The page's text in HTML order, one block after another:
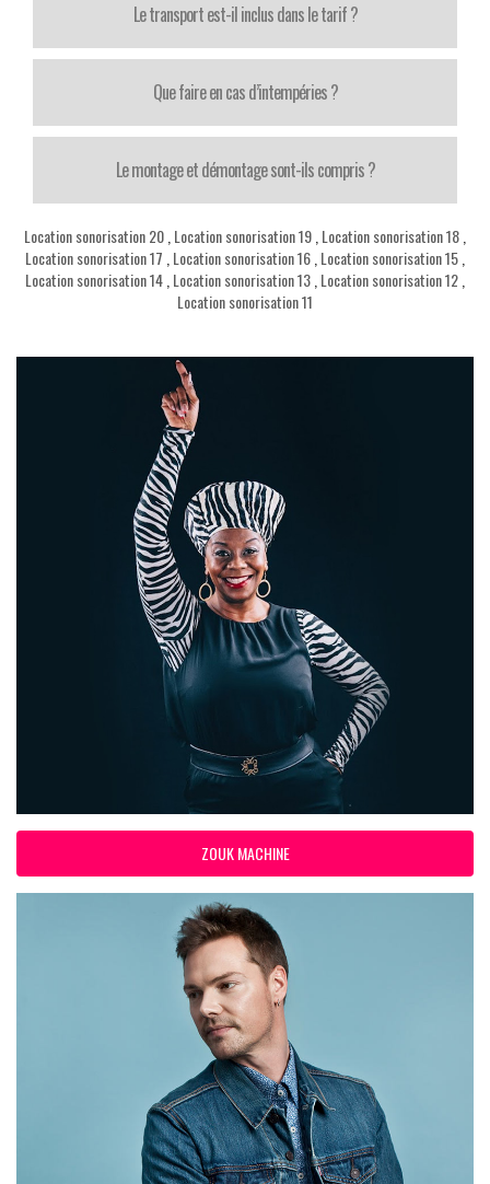
Le transport est-il inclus dans le tarif ?
Que faire en cas d’intempéries ?
Le montage et démontage sont-ils compris ?
Location sonorisation 20 Location sonorisation 19 Location sonorisation 18
Location sonorisation 17 Location sonorisation 16 Location sonorisation 15
Location sonorisation 14 Location sonorisation 13 Location sonorisation 12
Location sonorisation 11
ZOUK MACHINE